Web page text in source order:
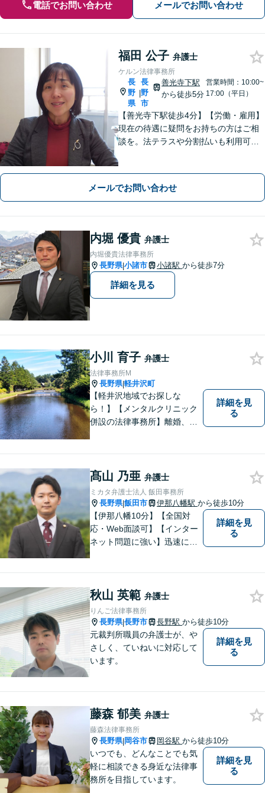
電話でお問い合わせ メールでお問い合わせ
福田 公子 弁護士
ケルン法律事務所
長
野
県
|
長
野
市
善光寺下駅
から徒歩5分
営業時間：10:00~
17:00（平日）
【善光寺下駅徒歩4分】【労働・雇用】
現在の待遇に疑問をお持ちの方はご相
談を。法テラスや分割払いも利用可
メールでお問い合わせ
内堀 優貴 弁護士
内堀優貴法律事務所
長野県|小諸市 小諸駅 から徒歩7分
詳細を見る
小川 育子 弁護士
法律事務所M
長野県|軽井沢町
【軽井沢地域でお探しな
ら！】【メンタルクリニック
併設の法律事務所】離婚、男
望む方向で解決できるよう、
精一杯取り組んでまいりま
す。【子連れ相談可】
詳細を見
る
髙山 乃亜 弁護士
ミカタ弁護士法人 飯田事務所
長野県|飯田市 伊那八幡駅 から徒歩10分
【伊那八幡10分】【全国対
応・Web面談可】【インター
ネット問題に強い】迅速に対
のようなことでも、お気軽に
ご相談ください。
詳細を見
る
秋山 英範 弁護士
りんご法律事務所
長野県|長野市 長野駅 から徒歩10分
元裁判所職員の弁護士が、や
さしく、ていねいに対応して
います。
詳細を見
る
藤森 郁美 弁護士
藤森法律事務所
長野県|岡谷市 岡谷駅 から徒歩10分
いつでも、どんなことでも気
軽に相談できる身近な法律事
務所を目指しています。
詳細を見
る